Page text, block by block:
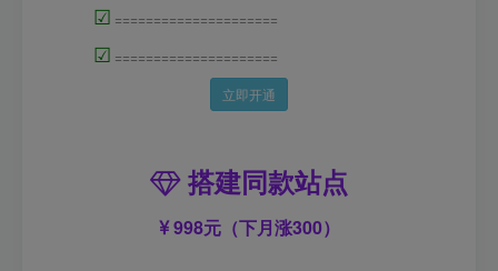
☑ =====================
☑ =====================
立即开通
搭建同款站点
998元（下月涨300）